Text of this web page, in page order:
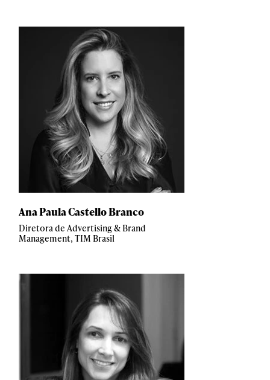
Ana Paula Castello Branco
Diretora de Advertising & Brand
Management, TIM Brasil